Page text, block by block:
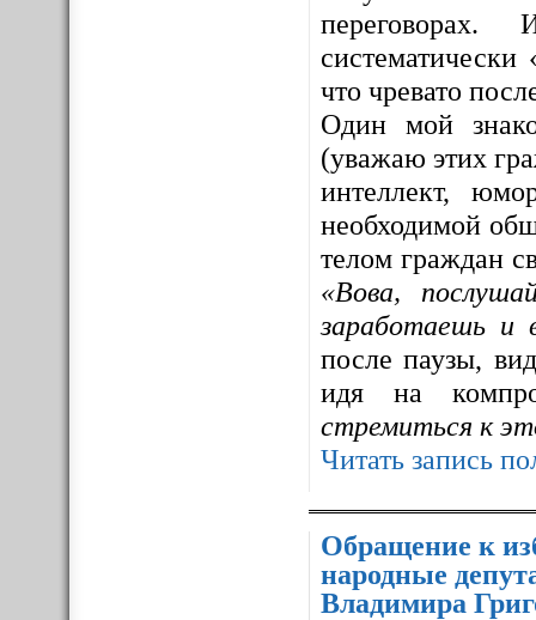
переговорах.
что чревато
Один мой
(уважаю этих
интеллект,
необходимой
телом граждан
«Вова,
заработаешь и
после паузы,
идя на
стремиться к
Читать запись
Обращение к
народные
Владимира